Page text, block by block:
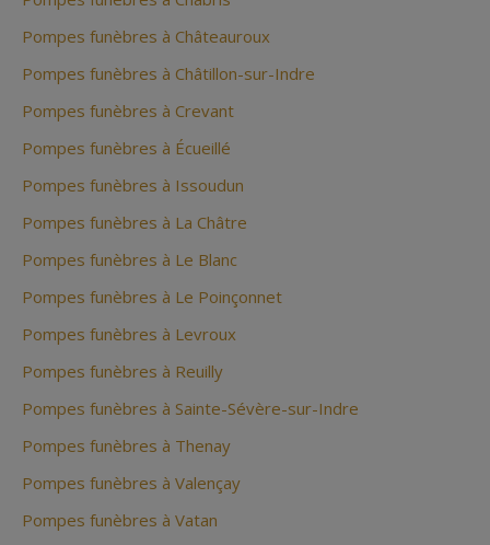
Pompes funèbres à Châteauroux
Pompes funèbres à Châtillon-sur-Indre
Pompes funèbres à Crevant
Pompes funèbres à Écueillé
Pompes funèbres à Issoudun
Pompes funèbres à La Châtre
Pompes funèbres à Le Blanc
Pompes funèbres à Le Poinçonnet
Pompes funèbres à Levroux
Pompes funèbres à Reuilly
Pompes funèbres à Sainte-Sévère-sur-Indre
Pompes funèbres à Thenay
Pompes funèbres à Valençay
Pompes funèbres à Vatan